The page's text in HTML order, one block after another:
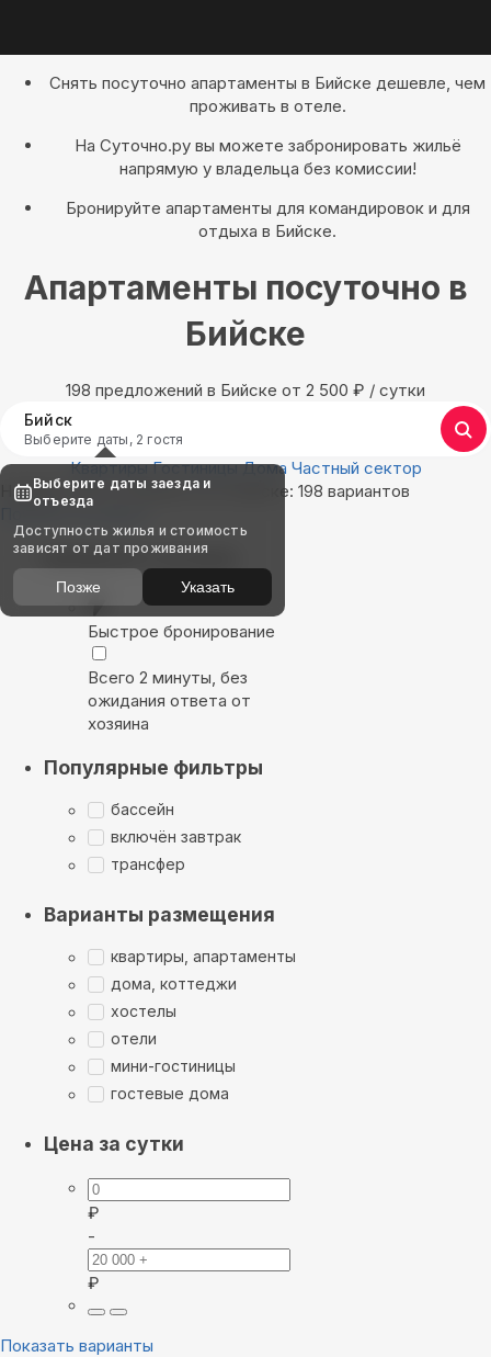
Снять посуточно апартаменты в Бийске дешевле, чем
проживать в отеле.
На Суточно.ру вы можете забронировать жильё
напрямую у владельца без комиссии!
Бронируйте апартаменты для командировок и для
отдыха в Бийске.
Апартаменты посуточно в
Бийске
198 предложений в Бийске oт 2 500 ₽ / сутки
Бийск
Выберите даты, 2 гостя
Квартиры Гостиницы Дома Частный сектор
Найдём, где остановиться в Бийске: 198 вариантов
Показать на карте
Выбирайте лучшее
Быстрое бронирование
Всего 2 минуты, без
ожидания ответа от
хозяина
Популярные фильтры
бассейн
включён завтрак
трансфер
Варианты размещения
квартиры, апартаменты
дома, коттеджи
хостелы
отели
мини-гостиницы
гостевые дома
Цена за сутки
₽
-
₽
Показать варианты
Выберите даты заезда и
отъезда
Доступность жилья и стоимость
зависят от дат проживания
Позже Указать